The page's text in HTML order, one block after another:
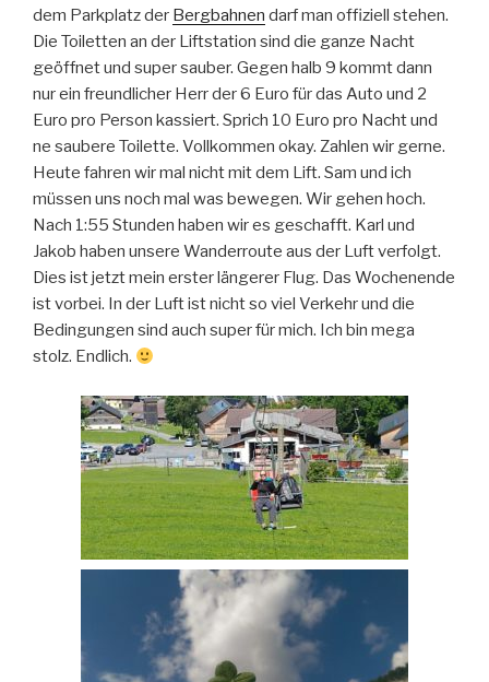
dem Parkplatz der Bergbahnen darf man offiziell stehen.
Die Toiletten an der Liftstation sind die ganze Nacht
geöffnet und super sauber. Gegen halb 9 kommt dann
nur ein freundlicher Herr der 6 Euro für das Auto und 2
Euro pro Person kassiert. Sprich 10 Euro pro Nacht und
ne saubere Toilette. Vollkommen okay. Zahlen wir gerne.
Heute fahren wir mal nicht mit dem Lift. Sam und ich
müssen uns noch mal was bewegen. Wir gehen hoch.
Nach 1:55 Stunden haben wir es geschafft. Karl und
Jakob haben unsere Wanderroute aus der Luft verfolgt.
Dies ist jetzt mein erster längerer Flug. Das Wochenende
ist vorbei. In der Luft ist nicht so viel Verkehr und die
Bedingungen sind auch super für mich. Ich bin mega
stolz. Endlich.